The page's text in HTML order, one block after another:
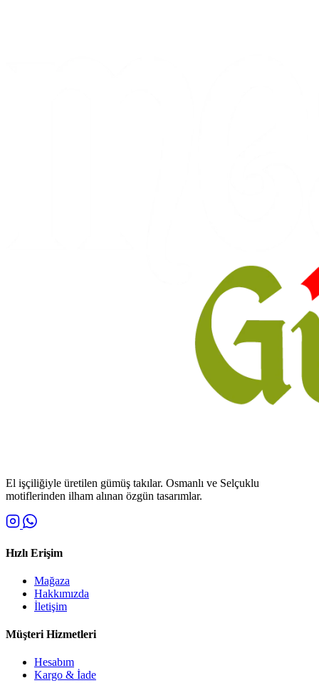
El işçiliğiyle üretilen gümüş takılar. Osmanlı ve Selçuklu
motiflerinden ilham alınan özgün tasarımlar.
Hızlı Erişim
Mağaza
Hakkımızda
İletişim
Müşteri Hizmetleri
Hesabım
Kargo & İade